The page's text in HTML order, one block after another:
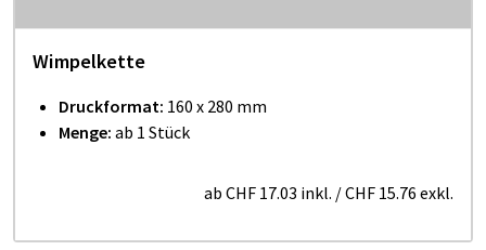
Wimpelkette
Druckformat: 160 x 280 mm
Menge: ab 1 Stück
ab CHF 17.03 inkl. /CHF 15.76 exkl.